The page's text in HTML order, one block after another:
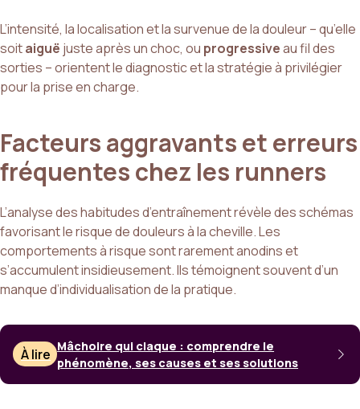
L’intensité, la localisation et la survenue de la douleur – qu’elle
soitaiguë juste après un choc, ou progressiveau fil des
sorties – orientent le diagnostic et la stratégie à privilégier
pour la prise en charge.
Facteurs aggravants et erreurs
fréquentes chez les runners
L’analyse des habitudes d’entraînement révèle des schémas
favorisant le risque de douleurs à la cheville. Les
comportements à risque sont rarement anodins et
s’accumulent insidieusement. Ils témoignent souvent d’un
manque d’individualisation de la pratique.
À lire Mâchoire qui claque : comprendre le
phénomène, ses causes et ses solutions